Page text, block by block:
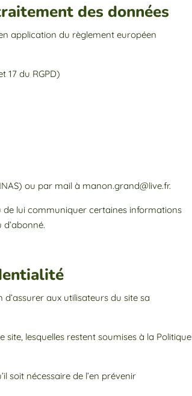
des données
application du règlement européen
17 du RGPD)
ou par mail à manon.grand@live.fr.
de lui communiquer certaines informations
aux utilisateurs du site sa
lesquelles restent soumises à la Politique
soit nécessaire de l’en prévenir